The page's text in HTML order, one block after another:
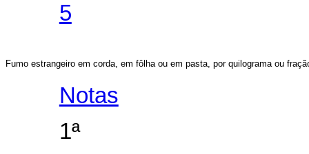
5
Fumo estrangeiro em corda, em fôlha ou em pasta, por quilograma ou
Notas
1ª